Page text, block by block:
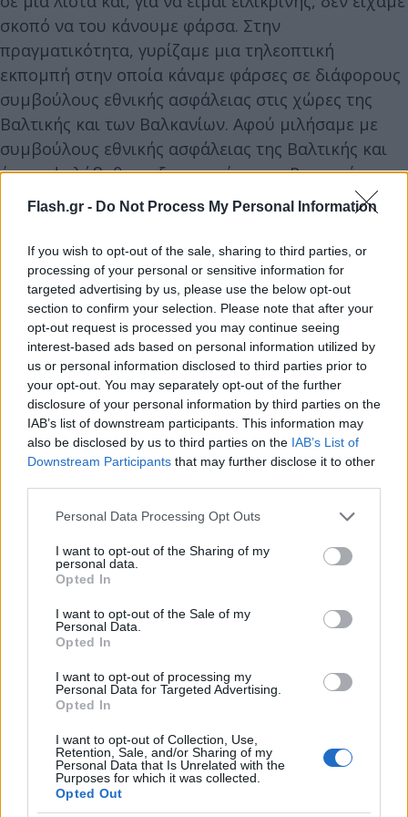
Flash.gr - Do Not Process My Personal Information
If you wish to opt-out of the sale, sharing to third parties, or
processing of your personal or sensitive information for
targeted advertising by us, please use the below opt-out
section to confirm your selection. Please note that after your
opt-out request is processed you may continue seeing
interest-based ads based on personal information utilized by
us or personal information disclosed to third parties prior to
your opt-out. You may separately opt-out of the further
disclosure of your personal information by third parties on the
IAB’s list of downstream participants. This information may
also be disclosed by us to third parties on the IAB’s List of
Downstream Participants that may further disclose it to other
Please note that this website/app uses one or more Google
not limited to your visit or usage behaviour. You may click to
grant or deny consent to Google and its third-party tags to
use your data for below specified purposes in below Google
consent section.
Personal Data Processing Opt Outs
I want to opt-out of the Sharing of my
personal data.
Opted In
I want to opt-out of the Sale of my
Personal Data.
Opted In
I want to opt-out of processing my
Personal Data for Targeted Advertising.
Opted In
I want to opt-out of Collection, Use,
Retention, Sale, and/or Sharing of my
Personal Data that Is Unrelated with the
Purposes for which it was collected.
Opted Out
σκοπό να του κάνουμε φάρσα. Στην
πραγματικότητα, γυρίζαμε μια τηλεοπτική
εκπομπή στην οποία κάναμε φάρσες σε διάφορους
συμβούλους εθνικής ασφάλειας στις χώρες της
Βαλτικής και των Βαλκανίων. Αφού μιλήσαμε με
συμβούλους εθνικής ασφάλειας της Βαλτικής και
έναν υψηλόβαθμο αξιωματούχο της Ρουμανίας,
σκεφτήκαμε: Γιατί να μην καλέσουμε και τον
Είπαμε λοιπόν να το δοκιμάσουμε. Στην αρχή το
ξεχάσαμε– αλλά ίσως εκείνος να ήθελε πραγματικά
να συμμετάσχει στην εκπομπή μας… Τελικά, το
γραφείο του ανταποκρίθηκε, κάναμε τη φάρσα και
μετά το ξεχάσαμε. Μας εξέπληξε πολύ το γεγονός
ότι το θέμα πήρε τόσο μεγάλες διαστάσεις στη
χώρα σας, καθώς για εμάς ήταν απλώς ένας
συνομιλητής ανάμεσα σε άλλους, τίποτα το
ιδιαίτερο – ένας άνθρωπος με τον οποίο μιλήσαμε
παγιδεύσουν, απάντησαν πως δεν χρησιμοποίησαν
κάποια προηγμένη τεχνολογία: «Ήταν απλώς ένα
email από Gmail, τίποτα ιδιαίτερο. Του προτείναμε